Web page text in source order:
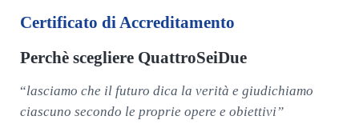
Certificato di Accreditamento
Perchè scegliere QuattroSeiDue
“lasciamo che il futuro dica la verità e giudichiamo
ciascuno secondo le proprie opere e obiettivi”